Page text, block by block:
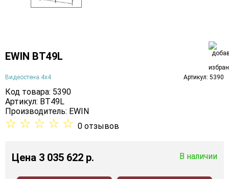
EWIN BT49L
Видеостена 4х4 Артикул: 5390
Код товара: 5390
Артикул: BT49L
Производитель: EWIN
☆ ☆ ☆ ☆ ☆ 0 отзывов
Цена 3 035 622 p. В наличии